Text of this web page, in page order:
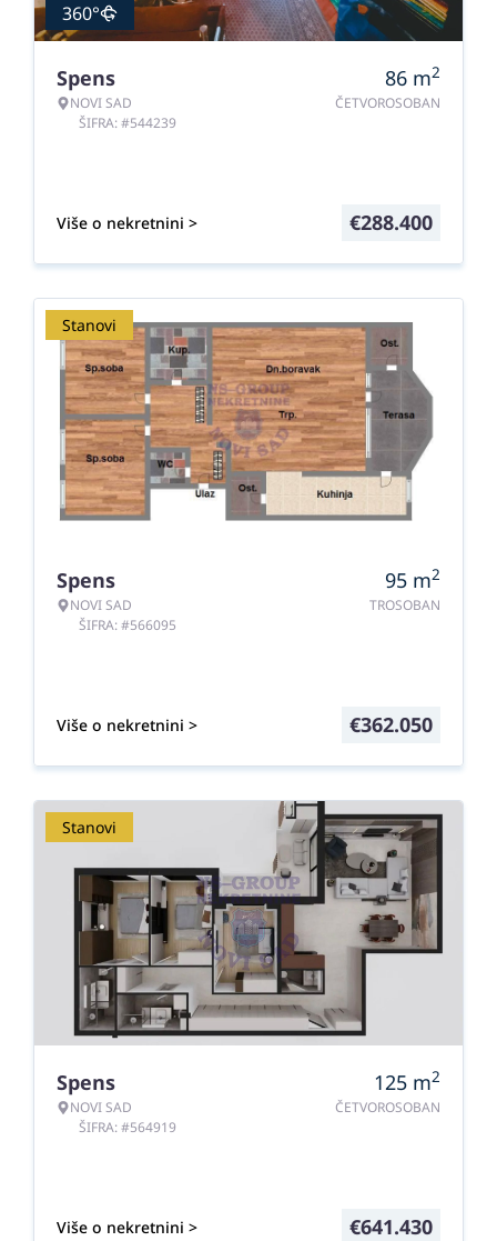
360°
Spens
NOVI SAD
ŠIFRA: #544239
86 m2
ČETVOROSOBAN
Više o nekretnini > €288.400
Stanovi
Spens
NOVI SAD
ŠIFRA: #566095
95 m2
TROSOBAN
Više o nekretnini > €362.050
Stanovi
Spens
NOVI SAD
ŠIFRA: #564919
125 m2
ČETVOROSOBAN
Više o nekretnini > €641.430